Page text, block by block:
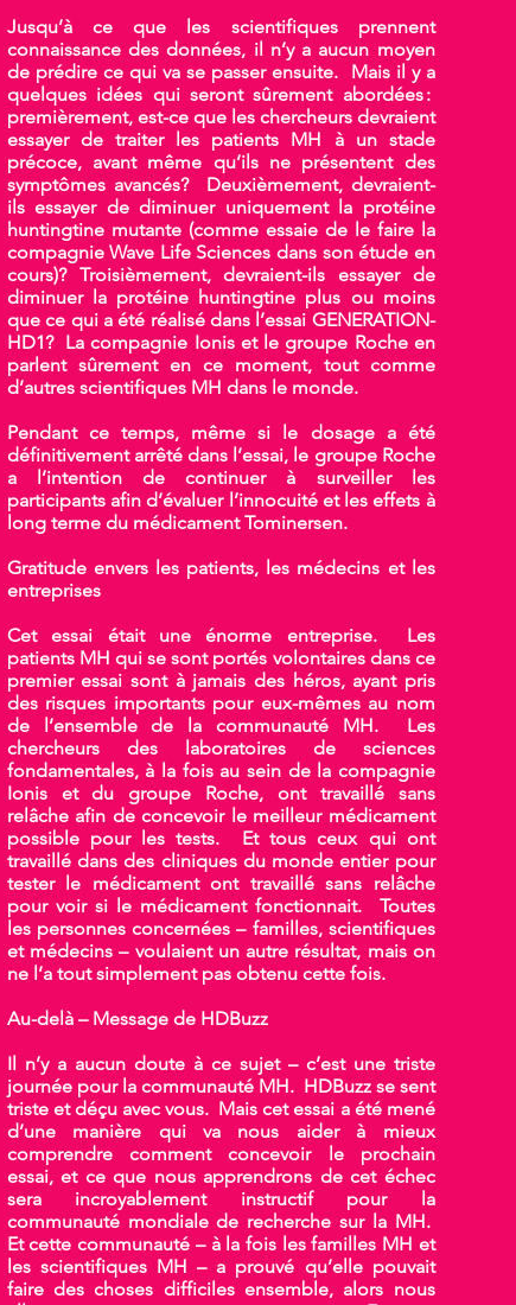
Jusqu’à ce que les scientifiques prennent
connaissance des données, il n’y a aucun moyen
de prédire ce qui va se passer ensuite. Mais il y a
quelques idées qui seront sûrement abordées :
premièrement, est-ce que les chercheurs devraient
essayer de traiter les patients MH à un stade
précoce, avant même qu’ils ne présentent des
symptômes avancés? Deuxièmement, devraient-
ils essayer de diminuer uniquement la protéine
huntingtine mutante (comme essaie de le faire la
compagnie Wave Life Sciences dans son étude en
cours)? Troisièmement, devraient-ils essayer de
diminuer la protéine huntingtine plus ou moins
que ce qui a été réalisé dans l’essai GENERATION-
HD1? La compagnie Ionis et le groupe Roche en
parlent sûrement en ce moment, tout comme
d’autres scientifiques MH dans le monde.
Pendant ce temps, même si le dosage a été
définitivement arrêté dans l’essai, le groupe Roche
a l’intention de continuer à surveiller les
participants afin d’évaluer l’innocuité et les effets à
long terme du médicament Tominersen.
Gratitude envers les patients, les médecins et les
entreprises
Cet essai était une énorme entreprise. Les
patients MH qui se sont portés volontaires dans ce
premier essai sont à jamais des héros, ayant pris
des risques importants pour eux-mêmes au nom
de l’ensemble de la communauté MH. Les
chercheurs des laboratoires de sciences
fondamentales, à la fois au sein de la compagnie
Ionis et du groupe Roche, ont travaillé sans
relâche afin de concevoir le meilleur médicament
possible pour les tests. Et tous ceux qui ont
travaillé dans des cliniques du monde entier pour
tester le médicament ont travaillé sans relâche
pour voir si le médicament fonctionnait. Toutes
les personnes concernées – familles, scientifiques
et médecins – voulaient un autre résultat, mais on
ne l’a tout simplement pas obtenu cette fois.
Au-delà – Message de HDBuzz
Il n’y a aucun doute à ce sujet – c’est une triste
journée pour la communauté MH. HDBuzz se sent
triste et déçu avec vous. Mais cet essai a été mené
d’une manière qui va nous aider à mieux
comprendre comment concevoir le prochain
essai, et ce que nous apprendrons de cet échec
sera incroyablement instructif pour la
communauté mondiale de recherche sur la MH.
Et cette communauté – à la fois les familles MH et
les scientifiques MH – a prouvé qu’elle pouvait
faire des choses difficiles ensemble, alors nous